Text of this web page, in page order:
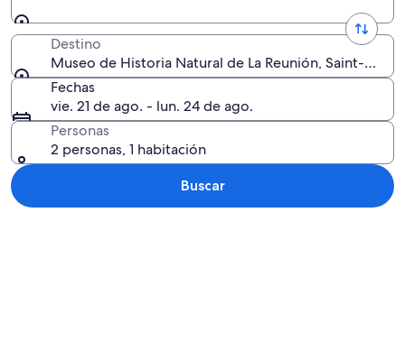
Destino
Museo de Historia Natural de La Reunión, Saint-
Fechas
vie. 21 de ago. - lun. 24 de ago.
Personas
2 personas, 1 habitación
Buscar